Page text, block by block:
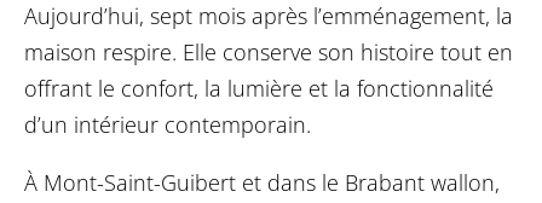
Aujourd’hui, sept mois après l’emménagement, la
maison respire. Elle conserve son histoire tout en
offrant le confort, la lumière et la fonctionnalité
d’un intérieur contemporain.
À Mont-Saint-Guibert et dans le Brabant wallon,